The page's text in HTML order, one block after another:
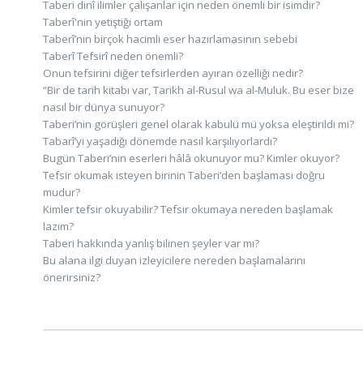
Taberi dinî ilimler çalışanlar için neden önemli bir isimdir?
Taberî'nin yetiştiği ortam
Taberî’nin birçok hacimli eser hazırlamasının sebebi
Taberî Tefsirî neden önemli?
Onun tefsirini diğer tefsirlerden ayıran özelliği nedir?
“Bir de tarih kitabı var, Tarikh al-Rusul wa al-Muluk. Bu eser bize
nasıl bir dünya sunuyor?
Taberi’nin görüşleri genel olarak kabulü mü yoksa eleştirildi mi?
Tabarî’yi yaşadığı dönemde nasıl karşılıyorlardı?
Bugün Taberi’nin eserleri hâlâ okunuyor mu? Kimler okuyor?
Tefsir okumak isteyen birinin Taberi’den başlaması doğru
mudur?
Kimler tefsir okuyabilir? Tefsir okumaya nereden başlamak
lazım?
Taberi hakkında yanlış bilinen şeyler var mı?
Bu alana ilgi duyan izleyicilere nereden başlamalarını
önerirsiniz?